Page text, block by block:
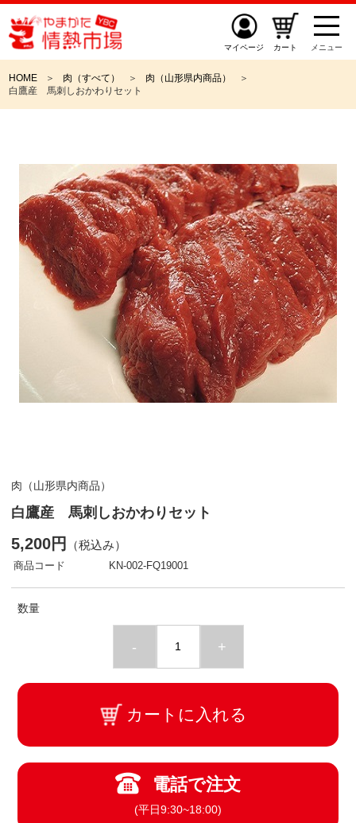
マイページ カート メニュー
HOME 肉（すべて）
肉（山形県内商品）
白鷹産 馬刺しおかわりセット
肉（山形県内商品）
白鷹産 馬刺しおかわりセット
5,200円 （税込み）
商品コード KN-002-FQ19001
数量
- +
カートに入れる
電話で注文
(平日9:30~18:00)